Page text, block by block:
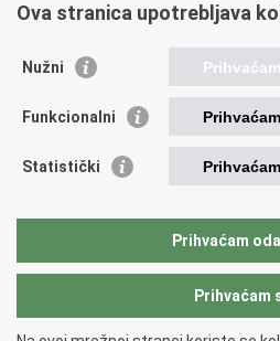
Pisane vijesti
Austrija postala članicom
Centra izvrsnosti za OSINT
Facebooku
Ova stranica upotrebljava
Nužni Prihvaćam
Funkcionalni Prihvaćam
Statistički Prihvaćam
Prihvaćam
Prihvaćam